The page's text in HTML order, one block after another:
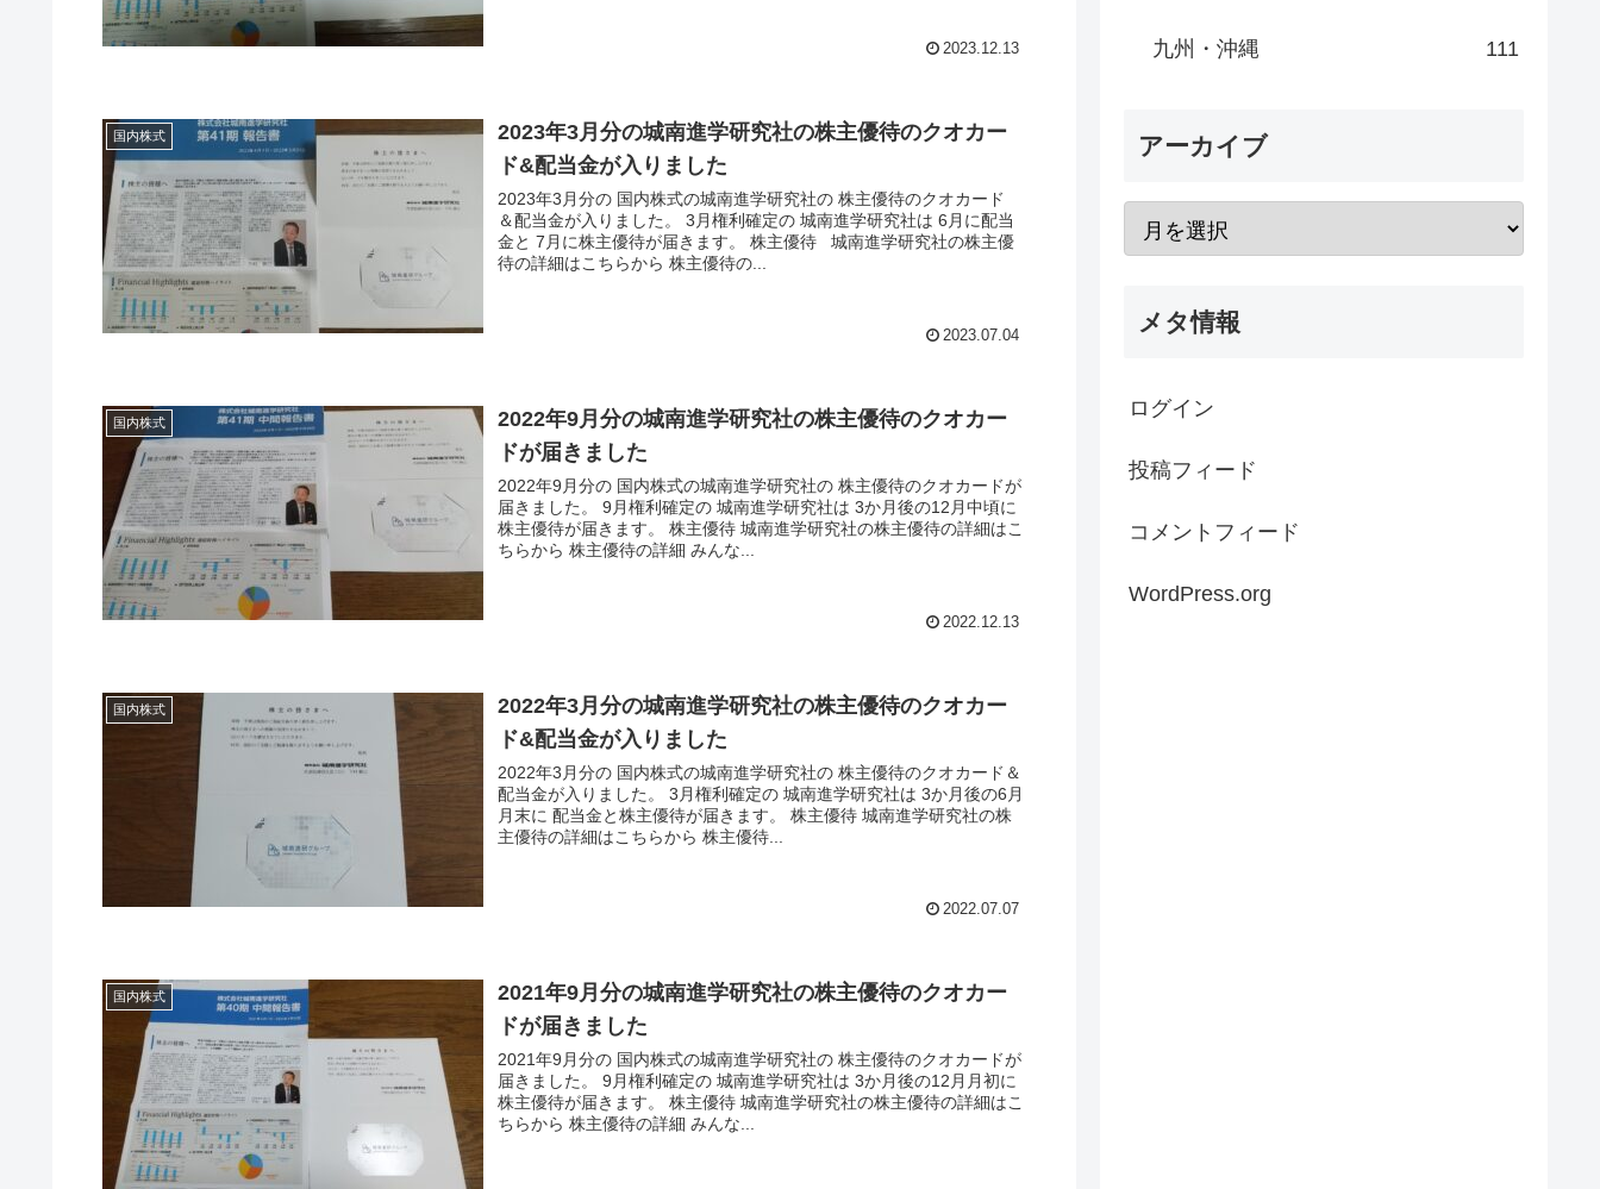
2023.12.13
国内株式
2023年3月分の城南進学研究社の株主優待のクオカー
ド&配当金が入りました
2023年3月分の 国内株式の城南進学研究社の 株主優待のクオカード
＆配当金が入りました。 3月権利確定の 城南進学研究社は 6月に配当
金と 7月に株主優待が届きます。 株主優待 城南進学研究社の株主優
待の詳細はこちらから 株主優待の...
2023.07.04
国内株式
2022年9月分の城南進学研究社の株主優待のクオカー
ドが届きました
2022年9月分の 国内株式の城南進学研究社の 株主優待のクオカードが
届きました。 9月権利確定の 城南進学研究社は 3か月後の12月中頃に
株主優待が届きます。 株主優待 城南進学研究社の株主優待の詳細はこ
ちらから 株主優待の詳細 みんな...
2022.12.13
国内株式
2022年3月分の城南進学研究社の株主優待のクオカー
ド&配当金が入りました
2022年3月分の 国内株式の城南進学研究社の 株主優待のクオカード＆
配当金が入りました。 3月権利確定の 城南進学研究社は 3か月後の6月
月末に 配当金と株主優待が届きます。 株主優待 城南進学研究社の株
主優待の詳細はこちらから 株主優待...
2022.07.07
国内株式
2021年9月分の城南進学研究社の株主優待のクオカー
ドが届きました
2021年9月分の 国内株式の城南進学研究社の 株主優待のクオカードが
届きました。 9月権利確定の 城南進学研究社は 3か月後の12月月初に
株主優待が届きます。 株主優待 城南進学研究社の株主優待の詳細はこ
ちらから 株主優待の詳細 みんな...
九州・沖縄 111
アーカイブ
メタ情報
ログイン
投稿フィード
コメントフィード
WordPress.org